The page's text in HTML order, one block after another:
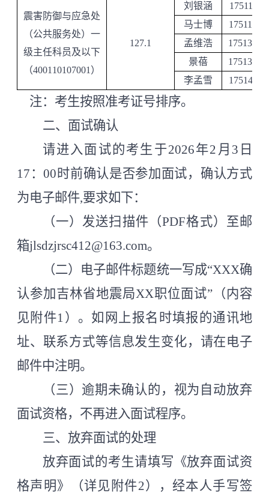
震害防御与应急处
（公共服务处）一
级主任科员及以下
（400110107001）
127.1
刘银涵
马士博
孟维浩
景蓓
李孟雪
注：考生按照准考证号排序。
二、面试确认
请进入面试的考生于2026年2月3日
17：00时前确认是否参加面试，确认方式
为电子邮件,要求如下：
（一）发送扫描件（PDF格式）至邮
箱jlsdzjrsc412@163.com。
（二）电子邮件标题统一写成“XXX确
认参加吉林省地震局XX职位面试”（内容
见附件1）。如网上报名时填报的通讯地
址、联系方式等信息发生变化，请在电子
邮件中注明。
（三）逾期未确认的，视为自动放弃
面试资格，不再进入面试程序。
三、放弃面试的处理
放弃面试的考生请填写《放弃面试资
格声明》（详见附件2），经本人手写签